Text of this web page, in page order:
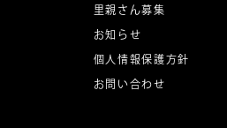
里親さん募集
お知らせ
個人情報保護方針
お問い合わせ